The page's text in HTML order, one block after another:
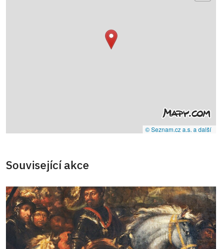
© Seznam.cz a.s. a další
Související akce